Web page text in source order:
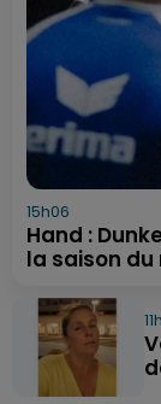
15h06
Hand :
la saison